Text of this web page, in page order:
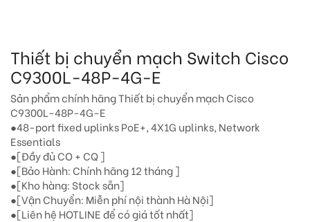
Thiết bị chuyển mạch Switch Cisco
C9300L-48P-4G-E
Sản phẩm chính hãng Thiết bị chuyển mạch Cisco
C9300L-48P-4G-E
●48-port fixed uplinks PoE+, 4X1G uplinks, Network
Essentials
●[Đầy đủ CO + CQ ]
●[Bảo Hành: Chính hãng 12 tháng ]
●[Kho hàng: Stock sẵn]
●[Vận Chuyển: Miễn phí nội thành Hà Nội]
●[Liên hệ HOTLINE để có giá tốt nhất]